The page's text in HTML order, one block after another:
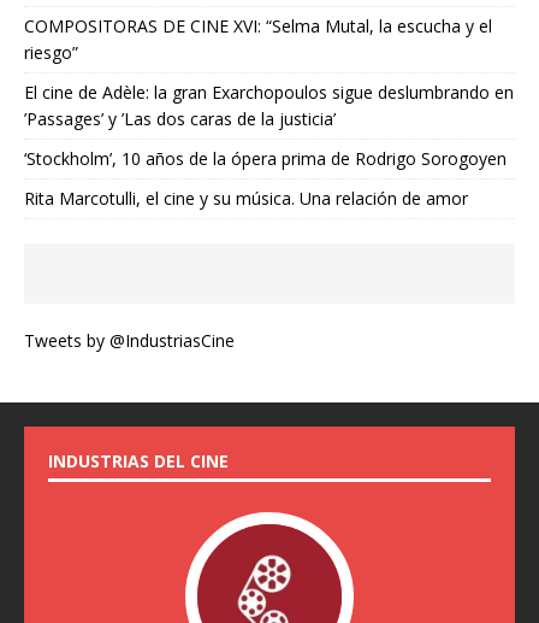
COMPOSITORAS DE CINE XVI: “Selma Mutal, la escucha y el
riesgo”
El cine de Adèle: la gran Exarchopoulos sigue deslumbrando en
’Passages’ y ’Las dos caras de la justicia’
‘Stockholm’, 10 años de la ópera prima de Rodrigo Sorogoyen
Rita Marcotulli, el cine y su música. Una relación de amor
Tweets by @IndustriasCine
INDUSTRIAS DEL CINE